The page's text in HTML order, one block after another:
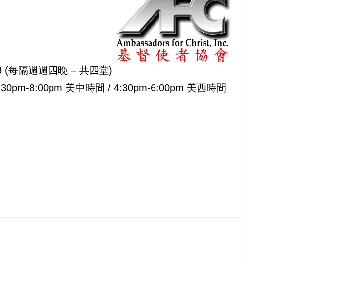
(每隔週週四晚 – 共四堂)
8:00pm 美中時間 / 4:30pm-6:00pm 美西時間